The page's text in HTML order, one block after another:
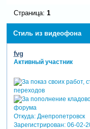
Стиль из видеофона
Страница: 1
fvg
Активный участник
Откуда:Днепропетровск
Зарегистрирован: 06-02-